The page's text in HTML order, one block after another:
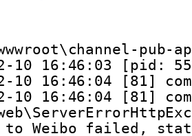
10 16:46:03 [pid:
10 16:46:04 [81]
10 16:46:04 [81]
Weibo failed,